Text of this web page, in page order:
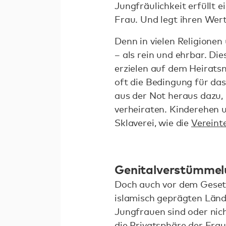
Jungfräulichkeit erfüllt
Frau. Und legt ihren
Denn in vielen
– als rein und ehrbar.
erzielen auf dem
oft die Bedingung für
aus der Not heraus
verheiraten. Kinderehen
Sklaverei, wie die
Doch auch vor dem
islamisch geprägten
Jungfrauen sind oder